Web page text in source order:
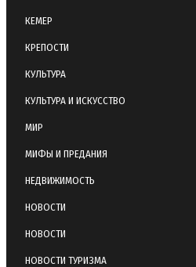
КЕМЕР
КРЕПОСТИ
КУЛЬТУРА
КУЛЬТУРА И ИСКУССТВО
МИР
МИФЫ И ПРЕДАНИЯ
НЕДВИЖИМОСТЬ
НОВОСТИ
НОВОСТИ
НОВОСТИ ТУРИЗМА